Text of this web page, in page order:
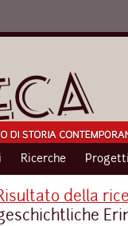
Ricerche
della